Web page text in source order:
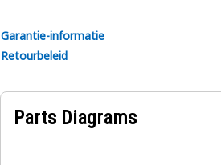
Garantie-informatie
Retourbeleid
Parts Diagrams